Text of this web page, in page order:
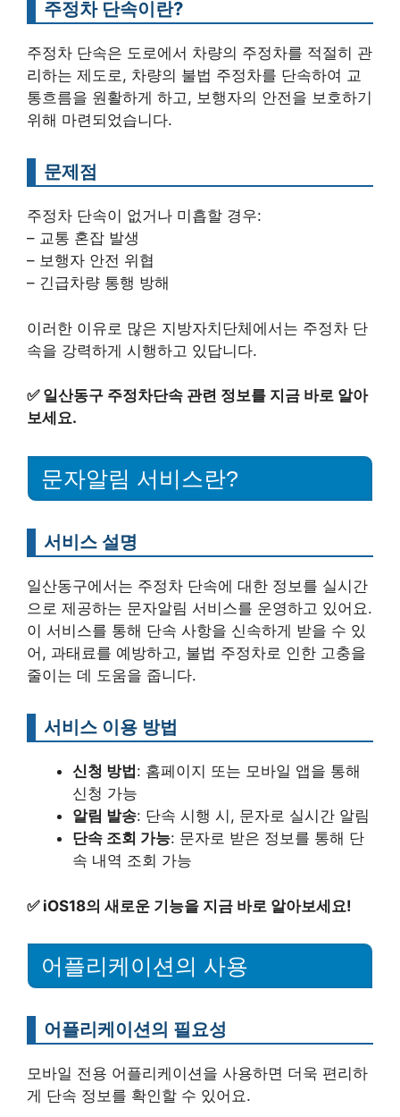
주정차 단속이란?
주정차 단속은 도로에서 차량의 주정차를 적절히 관
리하는 제도로, 차량의 불법 주정차를 단속하여 교
통흐름을 원활하게 하고, 보행자의 안전을 보호하기
위해 마련되었습니다.
문제점
주정차 단속이 없거나 미흡할 경우:
– 교통 혼잡 발생
– 보행자 안전 위협
– 긴급차량 통행 방해
이러한 이유로 많은 지방자치단체에서는 주정차 단
속을 강력하게 시행하고 있답니다.
✅ 일산동구 주정차단속 관련 정보를 지금 바로 알아
보세요.
문자알림 서비스란?
서비스 설명
일산동구에서는 주정차 단속에 대한 정보를 실시간
으로 제공하는 문자알림 서비스를 운영하고 있어요.
이 서비스를 통해 단속 사항을 신속하게 받을 수 있
어, 과태료를 예방하고, 불법 주정차로 인한 고충을
줄이는 데 도움을 줍니다.
서비스 이용 방법
신청 방법 : 홈페이지 또는 모바일 앱을 통해
신청 가능
알림 발송: 단속 시행 시, 문자로 실시간 알림
단속 조회 가능: 문자로 받은 정보를 통해 단
속 내역 조회 가능
✅ iOS18의 새로운 기능을 지금 바로 알아보세요!
어플리케이션의 사용
어플리케이션의 필요성
모바일 전용 어플리케이션을 사용하면 더욱 편리하
게 단속 정보를 확인할 수 있어요.